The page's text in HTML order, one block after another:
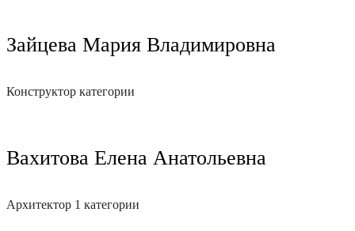
Зайцева Мария Владимировна
Конструктор категории
Вахитова Елена Анатольевна
Архитектор 1 категории